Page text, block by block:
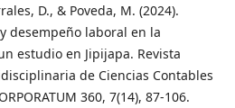
D., & Poveda, M. (2024).
desempeño laboral en la
estudio en Jipijapa. Revista
de Ciencias Contables
360, 7(14), 87-106.